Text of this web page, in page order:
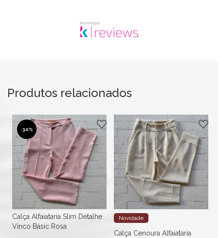
Produtos relacionados
-30%
Calça Alfaiataria Slim Detalhe
Vinco Básic Rosa
Novidade
Calça Cenoura Alfaiataria